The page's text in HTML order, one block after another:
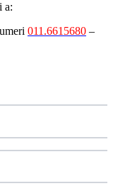
a:
011.6615680 –